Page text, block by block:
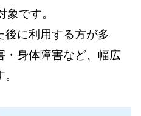
象です。
後に利用する方が多
・身体障害など、幅広